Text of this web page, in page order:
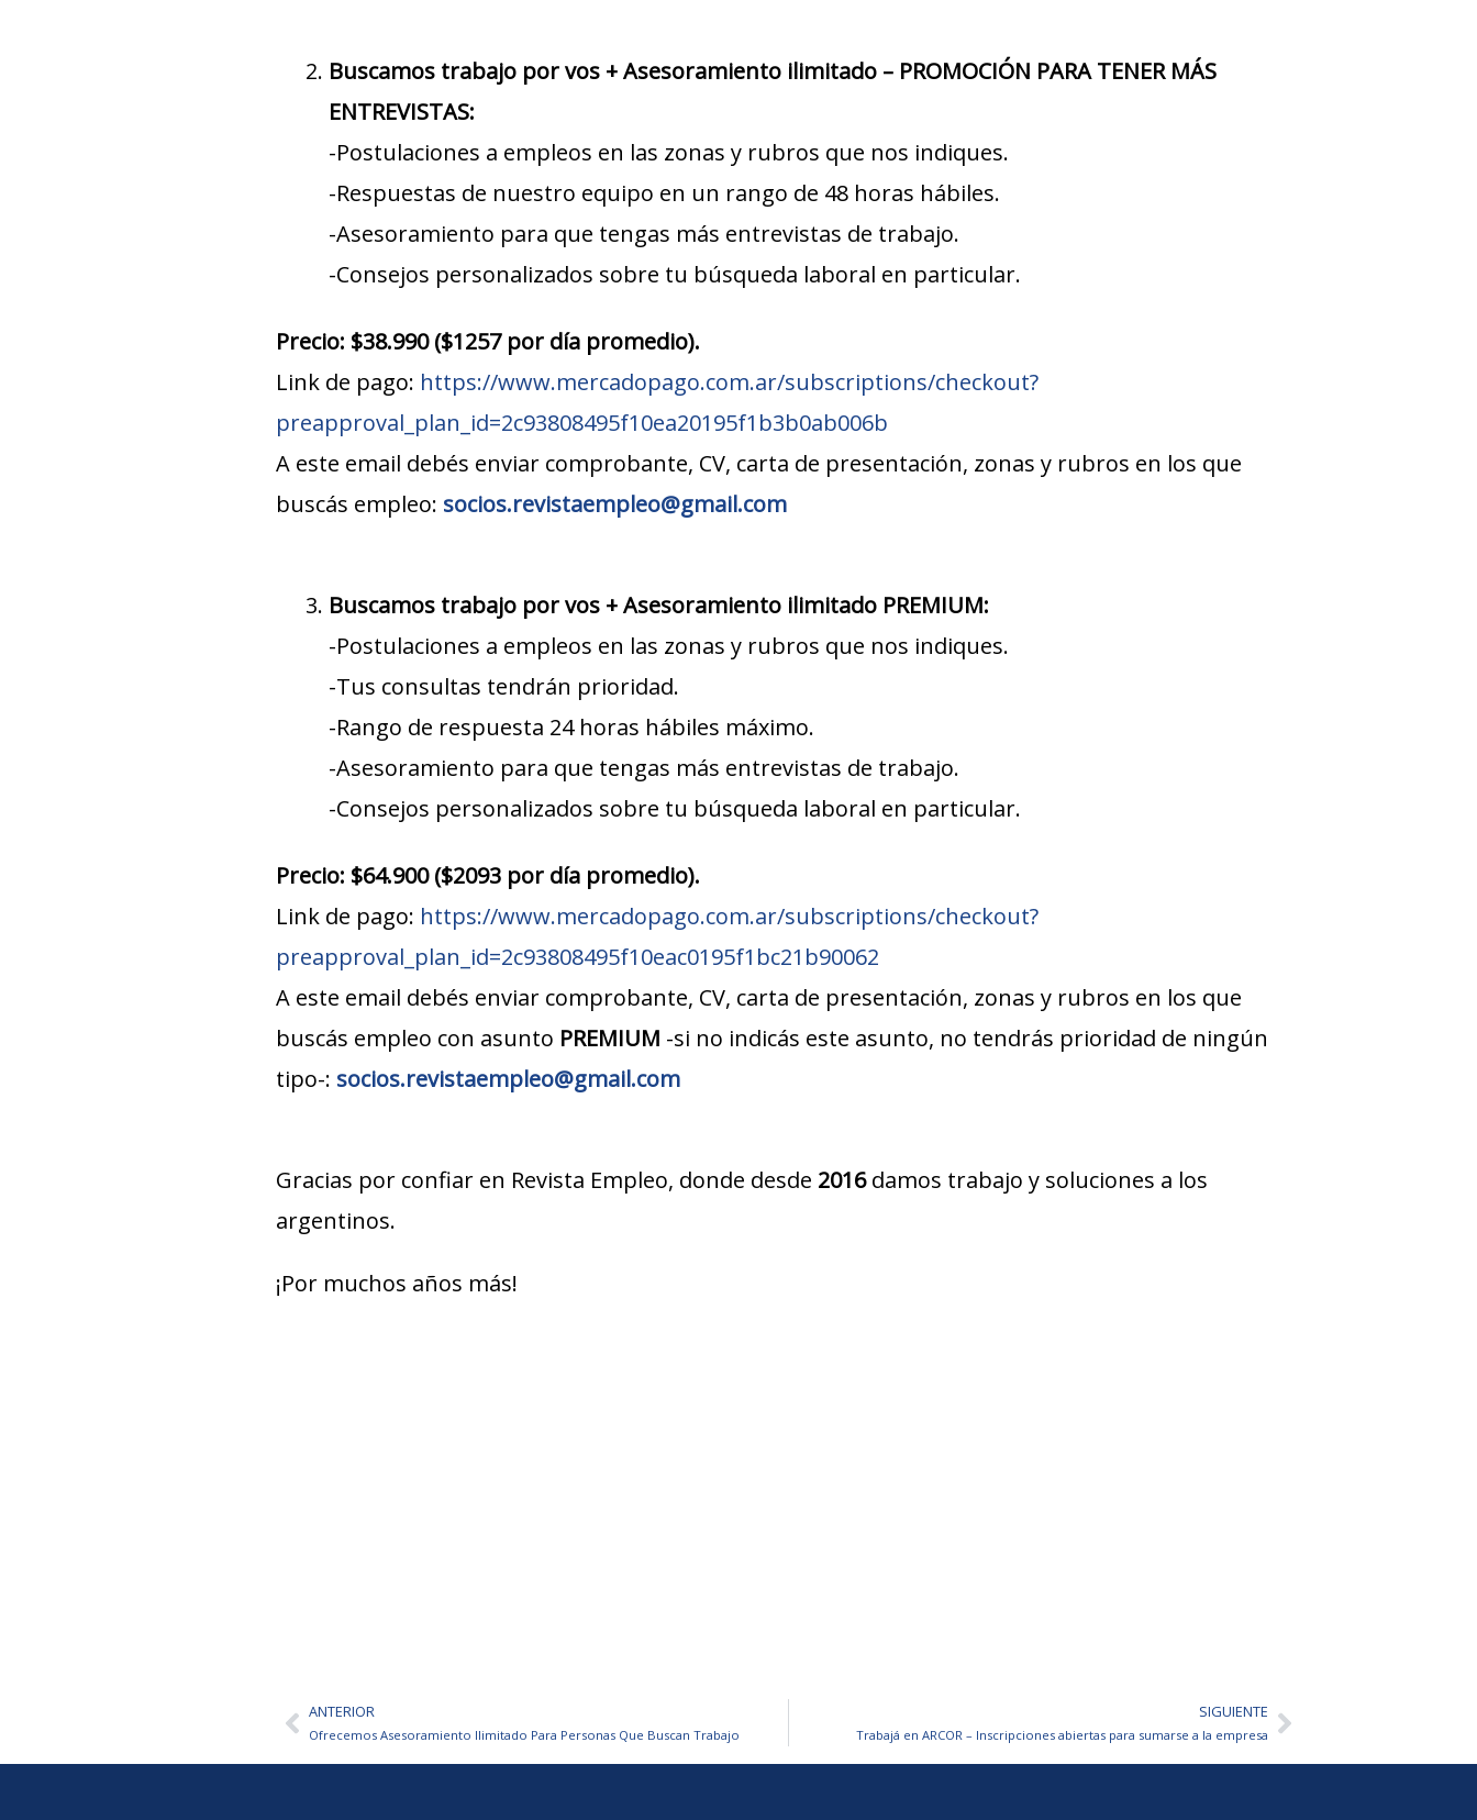
Buscamos trabajo por vos + Asesoramiento ilimitado – PROMOCIÓN PARA TENER MÁS
ENTREVISTAS:
-Postulaciones a empleos en las zonas y rubros que nos indiques.
-Respuestas de nuestro equipo en un rango de 48 horas hábiles.
-Asesoramiento para que tengas más entrevistas de trabajo.
-Consejos personalizados sobre tu búsqueda laboral en particular.
Precio: $38.990 ($1257 por día promedio).
Link de pago: https://www.mercadopago.com.ar/subscriptions/checkout?
preapproval_plan_id=2c93808495f10ea20195f1b3b0ab006b
A este email debés enviar comprobante, CV, carta de presentación, zonas y rubros en los que
buscás empleo: socios.revistaempleo@gmail.com
Buscamos trabajo por vos + Asesoramiento ilimitado PREMIUM:
-Postulaciones a empleos en las zonas y rubros que nos indiques.
-Tus consultas tendrán prioridad.
-Rango de respuesta 24 horas hábiles máximo.
-Asesoramiento para que tengas más entrevistas de trabajo.
-Consejos personalizados sobre tu búsqueda laboral en particular.
Precio: $64.900 ($2093 por día promedio).
Link de pago: https://www.mercadopago.com.ar/subscriptions/checkout?
preapproval_plan_id=2c93808495f10eac0195f1bc21b90062
A este email debés enviar comprobante, CV, carta de presentación, zonas y rubros en los que
buscás empleo con asunto PREMIUM -si no indicás este asunto, no tendrás prioridad de ningún
tipo-: socios.revistaempleo@gmail.com
Gracias por confiar en Revista Empleo, donde desde 2016damos trabajo y soluciones a los
argentinos.
¡Por muchos años más!
AntANTERIOR
Ofrecemos Asesoramiento Ilimitado Para Personas Que Buscan Trabajo
SIGUIENTE
Trabajá en ARCOR – Inscripciones abiertas para sumarse a la empresaSiguiente